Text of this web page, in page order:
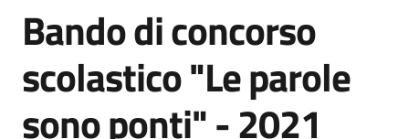
Amministrazione
Novità
Menu selezionato
Salta al contenuto
Bando di concorso
scolastico "Le parole
sono ponti" - 2021